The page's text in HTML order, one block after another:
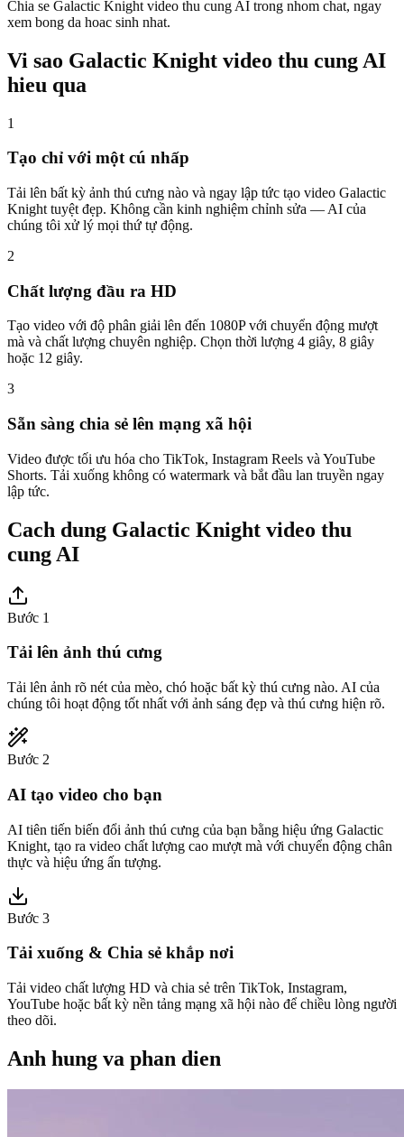
Chia se Galactic Knight video thu cung AI trong nhom chat, ngay
xem bong da hoac sinh nhat.
Vi sao Galactic Knight video thu cung AI
hieu qua
1
Tạo chỉ với một cú nhấp
Tải lên bất kỳ ảnh thú cưng nào và ngay lập tức tạo video Galactic
Knight tuyệt đẹp. Không cần kinh nghiệm chỉnh sửa — AI của
chúng tôi xử lý mọi thứ tự động.
2
Chất lượng đầu ra HD
Tạo video với độ phân giải lên đến 1080P với chuyển động mượt
mà và chất lượng chuyên nghiệp. Chọn thời lượng 4 giây, 8 giây
hoặc 12 giây.
3
Sẵn sàng chia sẻ lên mạng xã hội
Video được tối ưu hóa cho TikTok, Instagram Reels và YouTube
Shorts. Tải xuống không có watermark và bắt đầu lan truyền ngay
lập tức.
Cach dung Galactic Knight video thu
cung AI
Bước 1
Tải lên ảnh thú cưng
Tải lên ảnh rõ nét của mèo, chó hoặc bất kỳ thú cưng nào. AI của
chúng tôi hoạt động tốt nhất với ảnh sáng đẹp và thú cưng hiện rõ.
Bước 2
AI tạo video cho bạn
AI tiên tiến biến đổi ảnh thú cưng của bạn bằng hiệu ứng Galactic
Knight, tạo ra video chất lượng cao mượt mà với chuyển động chân
thực và hiệu ứng ấn tượng.
Bước 3
Tải xuống & Chia sẻ khắp nơi
Tải video chất lượng HD và chia sẻ trên TikTok, Instagram,
YouTube hoặc bất kỳ nền tảng mạng xã hội nào để chiều lòng người
theo dõi.
Anh hung va phan dien